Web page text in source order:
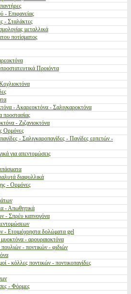
- Επιφανείας
- Σταλάκτες
μεταλλικά
ποτίσματος
Προιόντα
- Ακαρεοκτόνα - Σαλιγκαροκτόνα
προστασίας
- Ζιζανιοκτόνα
Ορμόνες
- Σαλιγκαροπαγίδες - Παγίδες ερπετών -
για απεντομώσεις
διαφυλλικά
- Ορμόνες
- Απωθητικά
- Σπρέυ καπνογόνα
- Ετοιμόχρηστα δολώματα gel
- αρουραιοκτόνα
- ποντικών - φιδιών
- κόλλες ποντικών - ποντικοπαγίδες
- Φόρμες